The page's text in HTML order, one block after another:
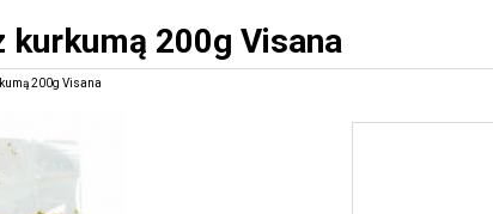
kurkumą 200g Visana
200g Visana